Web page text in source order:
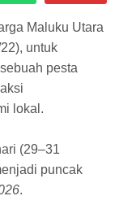
Maluku Utara
untuk
pesta
lokal.
(29–31
puncak
.